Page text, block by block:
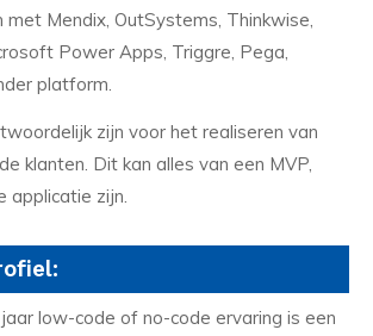
met Mendix, OutSystems, Thinkwise,
Power Apps, Triggre, Pega,
platform.
zijn voor het realiseren van
klanten. Dit kan alles van een MVP,
applicatie zijn.
low-code of no-code ervaring is een